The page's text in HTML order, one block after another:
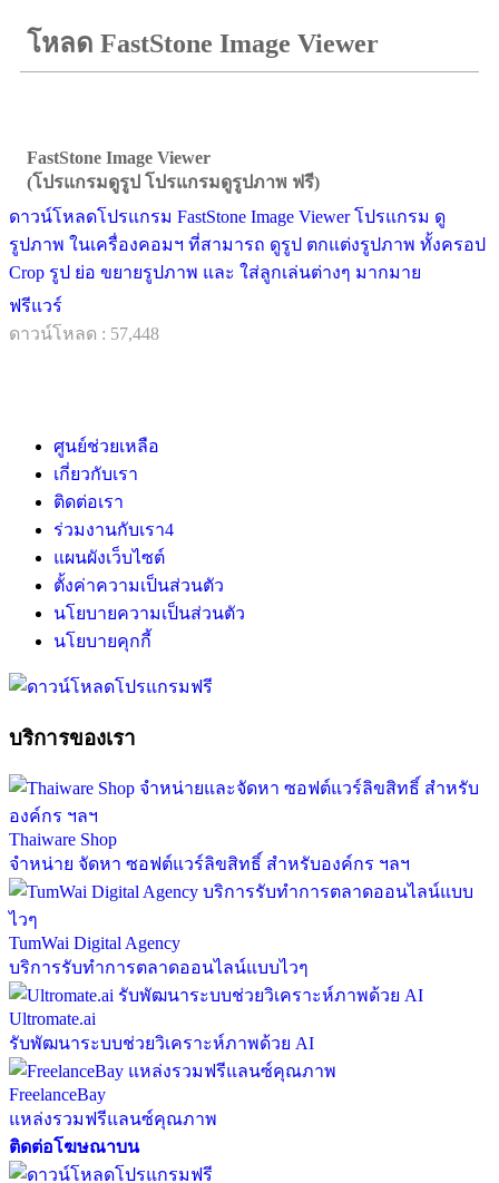
โหลด FastStone Image Viewer
FastStone Image Viewer
(โปรแกรมดูรูป โปรแกรมดูรูปภาพ ฟรี)
ดาวน์โหลดโปรแกรม FastStone Image Viewer โปรแกรม ดู
รูปภาพ ในเครื่องคอมฯ ที่สามารถ ดูรูป ตกแต่งรูปภาพ ทั้งครอป
Crop รูป ย่อ ขยายรูปภาพ และ ใส่ลูกเล่นต่างๆ มากมาย
ฟรีแวร์
ดาวน์โหลด : 57,448
ศูนย์ช่วยเหลือ
เกี่ยวกับเรา
ติดต่อเรา
ร่วมงานกับเรา4
แผนผังเว็บไซต์
ตั้งค่าความเป็นส่วนตัว
นโยบายความเป็นส่วนตัว
นโยบายคุกกี้
บริการของเรา
Thaiware Shop
จำหน่าย จัดหา ซอฟต์แวร์ลิขสิทธิ์ สำหรับองค์กร ฯลฯ
TumWai Digital Agency
บริการรับทำการตลาดออนไลน์แบบไวๆ
Ultromate.ai
รับพัฒนาระบบช่วยวิเคราะห์ภาพด้วย AI
FreelanceBay
แหล่งรวมฟรีแลนซ์คุณภาพ
ติดต่อโฆษณาบน